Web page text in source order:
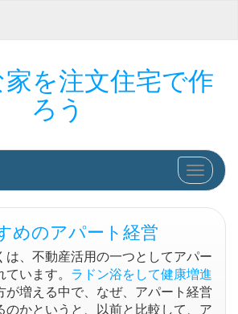
を注文住宅で作
ろう
ナビゲ
めのアパート経営
は、不動産活用の一つとしてアパー
います。 ラドン浴をして健康増進
が増える中で、なぜ、アパート経営
のかというと、以前と比較して、ア